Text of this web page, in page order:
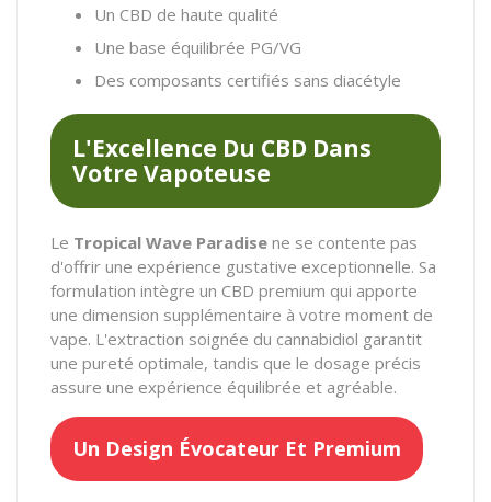
Un CBD de haute qualité
Une base équilibrée PG/VG
Des composants certifiés sans diacétyle
L'Excellence Du CBD Dans
Votre Vapoteuse
Le Tropical Wave Paradise ne se contente pas
d'offrir une expérience gustative exceptionnelle. Sa
formulation intègre un CBD premium qui apporte
une dimension supplémentaire à votre moment de
vape. L'extraction soignée du cannabidiol garantit
une pureté optimale, tandis que le dosage précis
assure une expérience équilibrée et agréable.
Un Design Évocateur Et Premium